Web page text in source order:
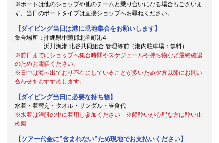
※ボートは他のショップや他のチームと乗り合いになる場合もございま
す。当日のボートタイプは直接ショップへお尋ねください。
【ダイビング当日は港に現地集合をお願いします】
集合場所：沖縄県中頭郡北谷町港4
浜川漁港 北谷共同組合 管理等前（港内駐車場：無料）
※前日までにショップへ集合時間やスケジュールや持ち物など最終確認
のためお電話ください。
※日中は海へ出ており不在にしていることが多いため夕方以降にお問い
合わせをおすすめします。
【ダイビング当日に必要な持ち物】
水着・着替え・タオル・サンダル・昼食代
※水着は洋服の中に着用し参加ください ※船酔いが心配な方は酔い止
め薬
【ツアー代金に”含まれない”ため現地でお支払いください】